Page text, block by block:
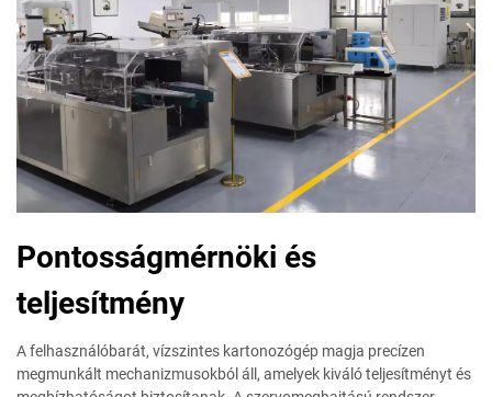
Pontosságmérnöki és
teljesítmény
A felhasználóbarát, vízszintes kartonozógép magja precízen
megmunkált mechanizmusokból áll, amelyek kiváló teljesítményt és